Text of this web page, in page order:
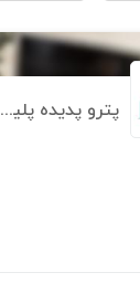
پترو پدیده پلیمر